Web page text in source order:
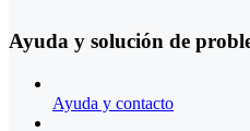
Ayuda y solución de
Ayuda y contacto